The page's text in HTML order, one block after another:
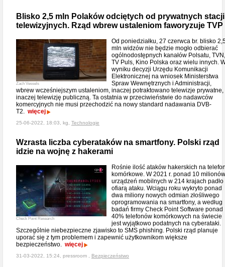
Blisko 2,5 mln Polaków odciętych od prywatnych stacji
telewizyjnych. Rząd wbrew ustaleniom faworyzuje TVP
Zach Vessels
Od poniedziałku, 27 czerwca br. blisko
mln widzów nie będzie mogło odbierać
ogólnodostępnych kanałów Polsatu, TVN,
TV Puls, Kino Polska oraz wielu innych.
wyniku decyzji Urzędu Komunikacji
Elektronicznej na wniosek Ministerstwa
Spraw Wewnętrznych i Administracji,
wbrew wcześniejszym ustaleniom, inaczej potraktowano telewizje prywatne,
inaczej telewizję publiczną. Ta ostatnia w przeciwieństwie do nadawców
komercyjnych nie musi przechodzić na nowy standard nadawania DVB-
T2. więcej
25-06-2022, 18:03, kg, Technologie
Wzrasta liczba cyberataków na smartfony. Polski rząd
idzie na wojnę z hakerami
Check Point Research
Rośnie ilość ataków hakerskich na
komórkowe. W 2021 r. ponad 10 milionów
urządzeń mobilnych w 214 krajach padło
ofiarą ataku. Wciągu roku wykryto ponad
dwa miliony nowych odmian złośliwego
oprogramowania na smartfony, a według
badań firmy Check Point Software ponad
40% telefonów komórkowych na świecie
jest wyjątkowo podatnych na cyberataki.
Szczególnie niebezpieczne zjawisko to SMS phishing. Polski rząd planuje
uporać się z tym problemem i zapewnić użytkownikom większe
bezpieczeństwo. więcej
31-03-2022, 15:24, pressroom , Bezpieczeństwo